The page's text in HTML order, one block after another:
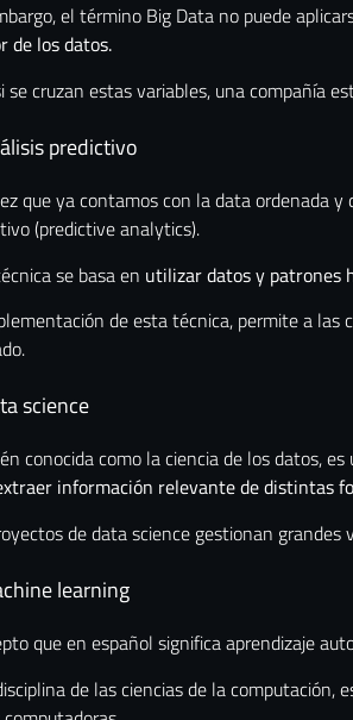
el término Big Data no puede
de los datos.
se cruzan estas variables, una compañía
predictivo
que ya contamos con la data ordenada
(predictive analytics).
se basa en utilizar datos y patrones
de esta técnica, permite a las
science
conocida como la ciencia de los datos, es
información relevante de distintas
de data science gestionan
learning
que en español significa aprendizaje
de las ciencias de la computación,